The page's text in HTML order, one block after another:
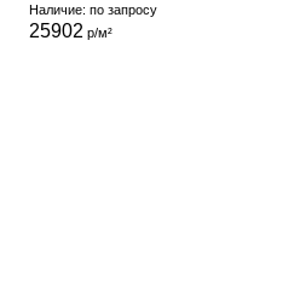
Наличие: по запросу
25902 р/м²